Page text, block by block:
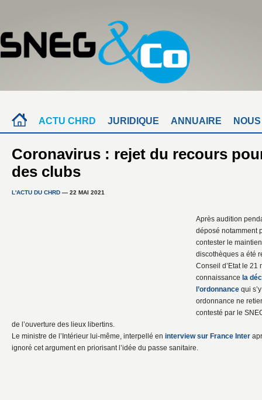
ACTU CHRD JURIDIQUE ANNUAIRE
Coronavirus : rejet du recours
des clubs
L'ACTU DU CHRD — 22 MAI 2021
Après audition
déposé notamment
contester le
discothèques a été
Conseil d’Etat le 21
connaissance la
l’ordonnance qui
ordonnance ne
contesté par le
de l’ouverture des lieux libertins.
Le ministre de l’Intérieur lui-même, interpellé en interview sur France Inter
ignoré cet argument en priorisant l’idée du passe sanitaire.